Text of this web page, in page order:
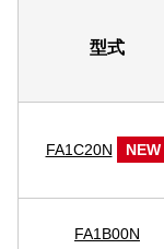
型式
FA1C20N NEW
FA1B00N